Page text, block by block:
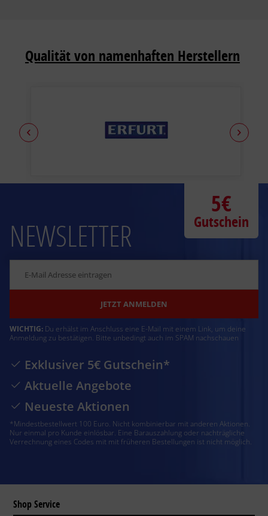
Qualität von namenhaften Herstellern
NEWSLETTER
JETZT ANMELDEN
WICHTIG: Du erhälst im Anschluss eine E-Mail mit einem Link, um deine
Anmeldung zu bestätigen. Bitte unbedingt auch im SPAM nachschauen
Exklusiver 5€ Gutschein*
Aktuelle Angebote
Neueste Aktionen
*Mindestbestellwert 100 Euro. Nicht kombinierbar mit anderen Aktionen.
Nur einmal pro Kunde einlösbar. Eine Barauszahlung oder nachträgliche
Verrechnung eines Codes mit mit früheren Bestellungen ist nicht möglich.
5€
Gutschein
Shop Service